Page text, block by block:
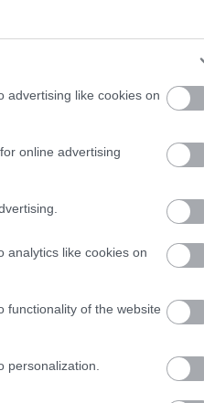
advertising like cookies on
online advertising
analytics like cookies on
functionality of the website
personalization.
keretében a
amelyeken keresztül
közösség tagjai is